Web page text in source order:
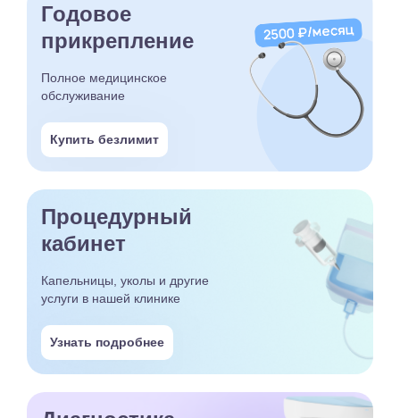
Годовое
прикрепление
Полное медицинское
обслуживание
Купить безлимит
Процедурный
кабинет
Капельницы, уколы и другие
услуги в нашей клинике
Узнать подробнее